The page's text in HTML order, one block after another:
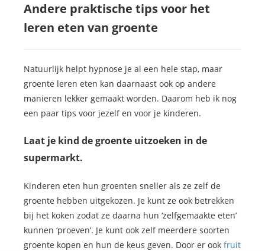
Andere praktische tips voor het
leren eten van groente
Natuurlijk helpt hypnose je al een hele stap, maar
groente leren eten kan daarnaast ook op andere
manieren lekker gemaakt worden. Daarom heb ik nog
een paar tips voor jezelf en voor je kinderen.
Laat je kind de groente uitzoeken in de
supermarkt.
Kinderen eten hun groenten sneller als ze zelf de
groente hebben uitgekozen. Je kunt ze ook betrekken
bij het koken zodat ze daarna hun ‘zelfgemaakte eten’
kunnen ‘proeven’. Je kunt ook zelf meerdere soorten
groente kopen en hun de keus geven. Door er ook fruit